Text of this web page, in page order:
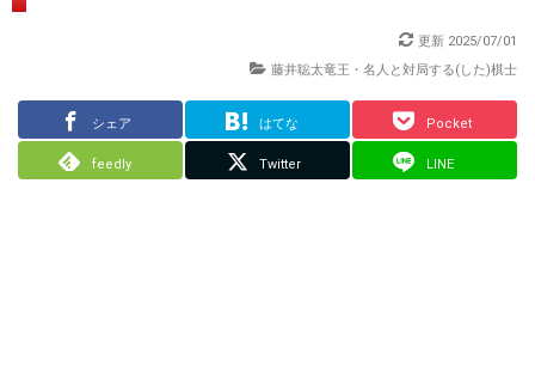
更新 2025/07/01
藤井聡太竜王・名人と対局する(した)棋士
シェア はてな Pocket
feedly Twitter LINE